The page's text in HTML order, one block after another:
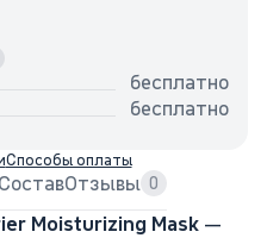
бесплатно
бесплатно
Способы оплаты
СоставОтзывы 0
Moisturizing Mask —